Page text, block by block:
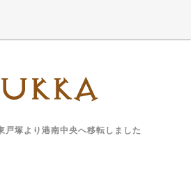
戸塚より港南中央へ移転しました